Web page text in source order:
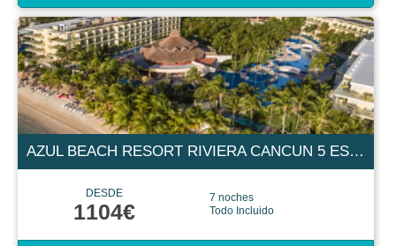
AZUL BEACH RESORT RIVIERA CANCUN 5 ESTRELLAS
DESDE
1104€
7 noches
Todo Incluido